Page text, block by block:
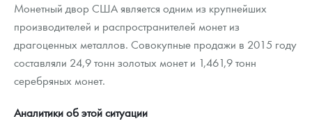
Монетный двор США является одним из крупнейших
производителей и распространителей монет из
драгоценных металлов. Совокупные продажи в 2015 году
составляли 24,9 тонн золотых монет и 1,461,9 тонн
серебряных монет.
Аналитики об этой ситуации